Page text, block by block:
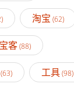
淘宝 (62)
客(88)
(63) 工具(98)